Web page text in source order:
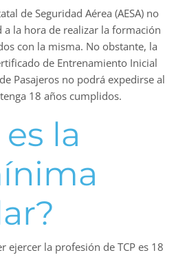
de Seguridad Aérea (AESA) no
a la hora de realizar la formación
con la misma. No obstante, la
de Entrenamiento Inicial
Pasajeros no podrá expedirse al
18 años cumplidos.
la
ejercer la profesión de TCP es 18